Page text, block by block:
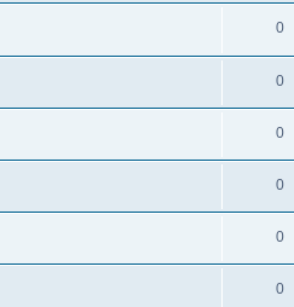
0
0
0
0
0
0